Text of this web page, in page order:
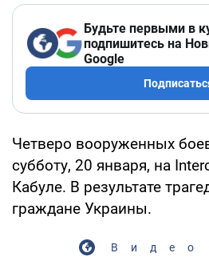
Будьте первыми в
подпишитесь на
Google
Четверо вооруженных
субботу, 20 января, на
Кабуле. В результате
граждане Украины.